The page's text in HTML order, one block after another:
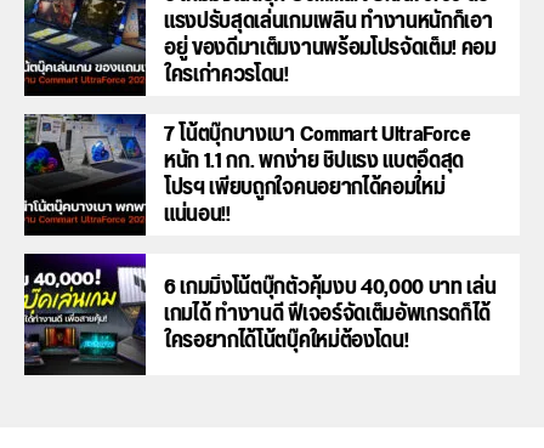
แรงปรับสุดเล่นเกมเพลิน ทำงานหนักก็เอา
อยู่ ของดีมาเต็มงานพร้อมโปรจัดเต็ม! คอม
ใครเก่าควรโดน!
7 โน้ตบุ๊กบางเบา Commart UltraForce
หนัก 1.1 กก. พกง่าย ชิปแรง แบตอึดสุด
โปรฯ เพียบถูกใจคนอยากได้คอมใ่หม่
แน่นอน!!
6 เกมมิ่งโน้ตบุ๊กตัวคุ้มงบ 40,000 บาท เล่น
เกมได้ ทำงานดี ฟีเจอร์จัดเต็มอัพเกรดก็ได้
ใครอยากได้โน้ตบุ๊คใหม่ต้องโดน!